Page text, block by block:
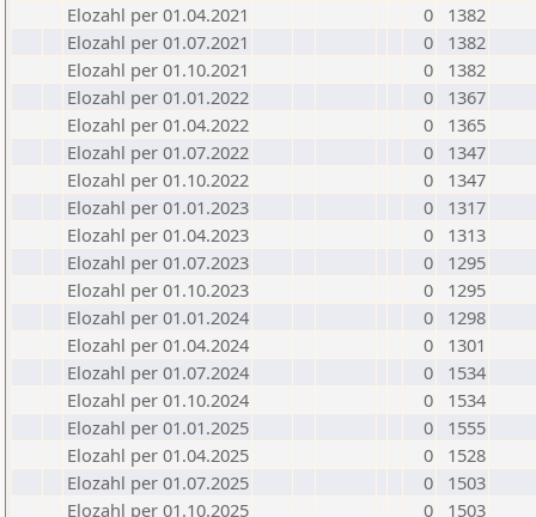
Elozahl per 01.04.2021
0
1382
Elozahl per 01.07.2021
0
1382
Elozahl per 01.10.2021
0
1382
Elozahl per 01.01.2022
0
1367
Elozahl per 01.04.2022
0
1365
Elozahl per 01.07.2022
0
1347
Elozahl per 01.10.2022
0
1347
Elozahl per 01.01.2023
0
1317
Elozahl per 01.04.2023
0
1313
Elozahl per 01.07.2023
0
1295
Elozahl per 01.10.2023
0
1295
Elozahl per 01.01.2024
0
1298
Elozahl per 01.04.2024
0
1301
Elozahl per 01.07.2024
0
1534
Elozahl per 01.10.2024
0
1534
Elozahl per 01.01.2025
0
1555
Elozahl per 01.04.2025
0
1528
Elozahl per 01.07.2025
0
1503
Elozahl per 01.10.2025
0
1503